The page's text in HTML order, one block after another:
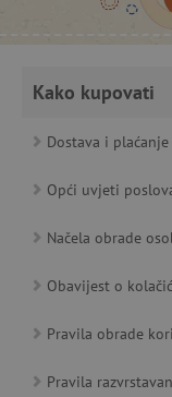
Kako kupovati
Dostava i plaćanje
Opći uvjeti
Načela obrade
Obavijest o
Pravila obrade
Pravila